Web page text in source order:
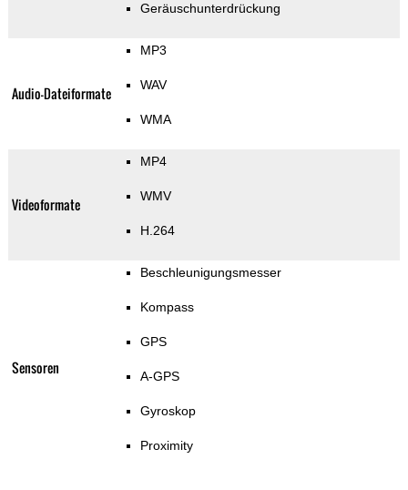
Geräuschunterdrückung
Audio-Dateiformate
MP3
WAV
WMA
Videoformate
MP4
WMV
H.264
Sensoren
Beschleunigungsmesser
Kompass
GPS
A-GPS
Gyroskop
Proximity